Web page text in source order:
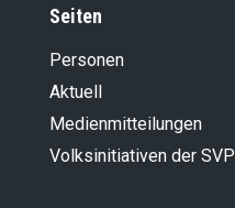
Seiten
Personen
Aktuell
Medienmitteilungen
Volksinitiativen der SVP